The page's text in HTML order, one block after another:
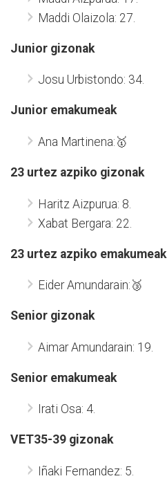
Maddi Olaizola: 27.
Junior gizonak
Josu Urbistondo: 34.
Junior emakumeak
Ana Martinena:🥇
23 urtez azpiko gizonak
Haritz Aizpurua: 8.
Xabat Bergara: 22.
23 urtez azpiko emakumeak
Eider Amundarain:🥉
Senior gizonak
Aimar Amundarain: 19.
Senior emakumeak
Irati Osa: 4.
VET35-39 gizonak
Iñaki Fernandez: 5.